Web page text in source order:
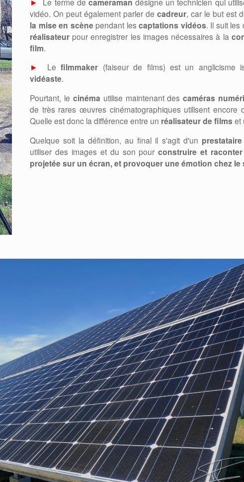
vidéo. On peut également parler de cadreur, car le but est
la mise en scène pendant les captations vidéos. Il suit les
réalisateur pour enregistrer les images nécessaires à la
film.
►
Lefilmmaker (faiseur de films) est un anglicisme
vidéaste.
Pourtant, le cinéma utilise maintenant descaméras
de très rares œuvres cinématographiques utilisent encore
Quelle est donc la différence entre un réalisateur de films et
Quelque soit la définition, au final il s'agit d'un
utiliser des images et du son pourconstruire et
projetée sur un écran, et provoquer une émotion chez le